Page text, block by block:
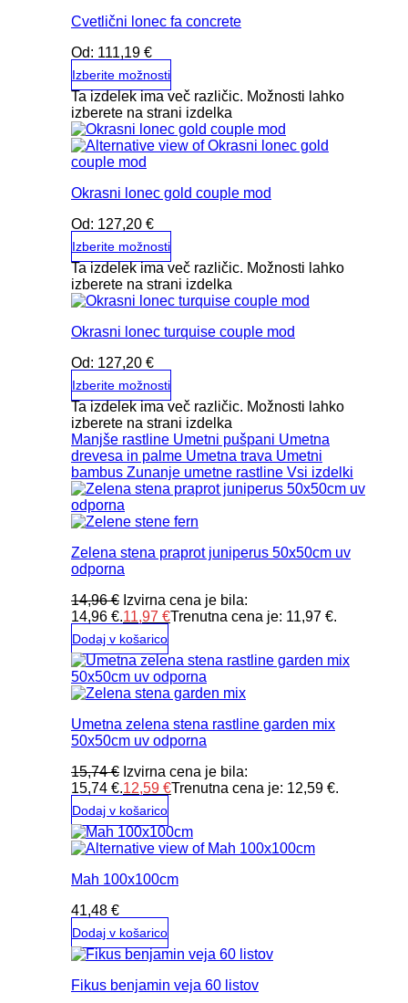
Cvetlični lonec fa concrete
Od: 111,19 €
Izberite možnosti
Ta izdelek ima več različic. Možnosti lahko
izberete na strani izdelka
Okrasni lonec gold couple mod
Od: 127,20 €
Izberite možnosti
Ta izdelek ima več različic. Možnosti lahko
izberete na strani izdelka
Okrasni lonec turquise couple mod
Od: 127,20 €
Izberite možnosti
Ta izdelek ima več različic. Možnosti lahko
izberete na strani izdelka
Manjše rastline Umetni pušpani Umetna
drevesa in palme Umetna trava Umetni
bambus Zunanje umetne rastline Vsi izdelki
Zelena stena praprot juniperus 50x50cm uv
odporna
14,96€ Izvirna cena je bila:
14,96 €.11,97 €Trenutna cena je: 11,97 €.
Dodaj v košarico
Umetna zelena stena rastline garden mix
50x50cm uv odporna
15,74€ Izvirna cena je bila:
15,74 €.12,59 €Trenutna cena je: 12,59 €.
Dodaj v košarico
Mah 100x100cm
41,48 €
Dodaj v košarico
Fikus benjamin veja 60 listov